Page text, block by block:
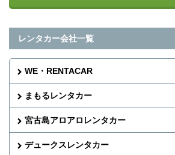
レンタカー会社一覧
WE・RENTACAR
まもるレンタカー
宮古島アロアロレンタカー
デュークスレンタカー